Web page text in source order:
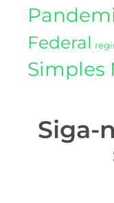
Federal
Simples
Siga-